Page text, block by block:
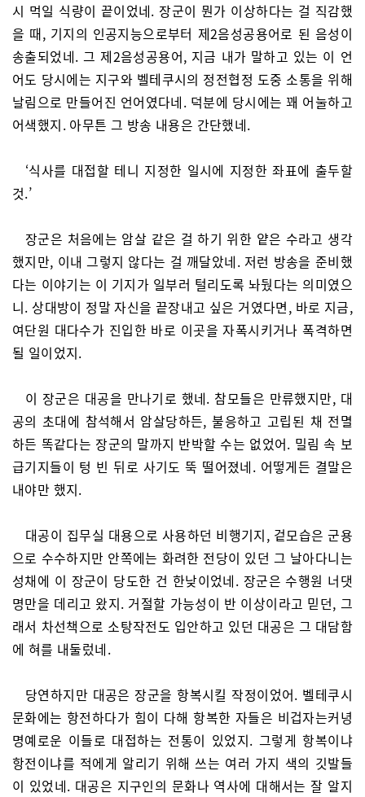
시 먹일 식량이 끝이었네. 장군이 뭔가 이상하다는 걸 직감했
을 때, 기지의 인공지능으로부터 제2음성공용어로 된 음성이
송출되었네. 그 제2음성공용어, 지금 내가 말하고 있는 이 언
어도 당시에는 지구와 벨테쿠시의 정전협정 도중 소통을 위해
날림으로 만들어진 언어였다네. 덕분에 당시에는 꽤 어눌하고
어색했지. 아무튼 그 방송 내용은 간단했네.
‘식사를 대접할 테니 지정한 일시에 지정한 좌표에 출두할
것.’
장군은 처음에는 암살 같은 걸 하기 위한 얕은 수라고 생각
했지만, 이내 그렇지 않다는 걸 깨달았네. 저런 방송을 준비했
다는 이야기는 이 기지가 일부러 털리도록 놔뒀다는 의미였으
니. 상대방이 정말 자신을 끝장내고 싶은 거였다면, 바로 지금,
여단원 대다수가 진입한 바로 이곳을 자폭시키거나 폭격하면
될 일이었지.
이 장군은 대공을 만나기로 했네. 참모들은 만류했지만, 대
공의 초대에 참석해서 암살당하든, 불응하고 고립된 채 전멸
하든 똑같다는 장군의 말까지 반박할 수는 없었어. 밀림 속 보
급기지들이 텅 빈 뒤로 사기도 뚝 떨어졌네. 어떻게든 결말은
내야만 했지.
대공이 집무실 대용으로 사용하던 비행기지, 겉모습은 군용
으로 수수하지만 안쪽에는 화려한 전당이 있던 그 날아다니는
성채에 이 장군이 당도한 건 한낮이었네. 장군은 수행원 너댓
명만을 데리고 왔지. 거절할 가능성이 반 이상이라고 믿던, 그
래서 차선책으로 소탕작전도 입안하고 있던 대공은 그 대담함
에 혀를 내둘렀네.
당연하지만 대공은 장군을 항복시킬 작정이었어. 벨테쿠시
문화에는 항전하다가 힘이 다해 항복한 자들은 비겁자는커녕
명예로운 이들로 대접하는 전통이 있었지. 그렇게 항복이냐
항전이냐를 적에게 알리기 위해 쓰는 여러 가지 색의 깃발들
이 있었네. 대공은 지구인의 문화나 역사에 대해서는 잘 알지